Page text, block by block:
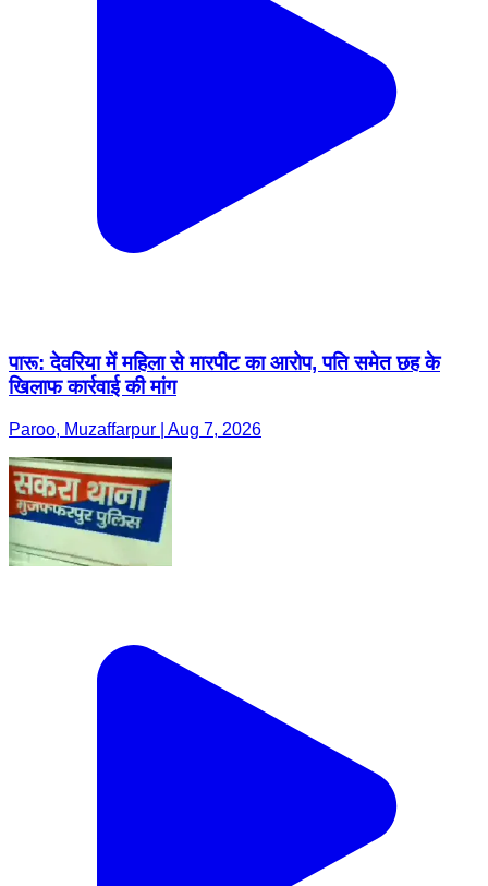
पारू: देवरिया में महिला से मारपीट का आरोप, पति समेत छह के
खिलाफ कार्रवाई की मांग
Paroo, Muzaffarpur | Aug 7, 2026